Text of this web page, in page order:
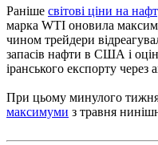
Раніше світові ціни на
марка WTI оновила
чином трейдери
запасів нафти в США і
іранського експорту через
При цьому минулого
максимуми з травня